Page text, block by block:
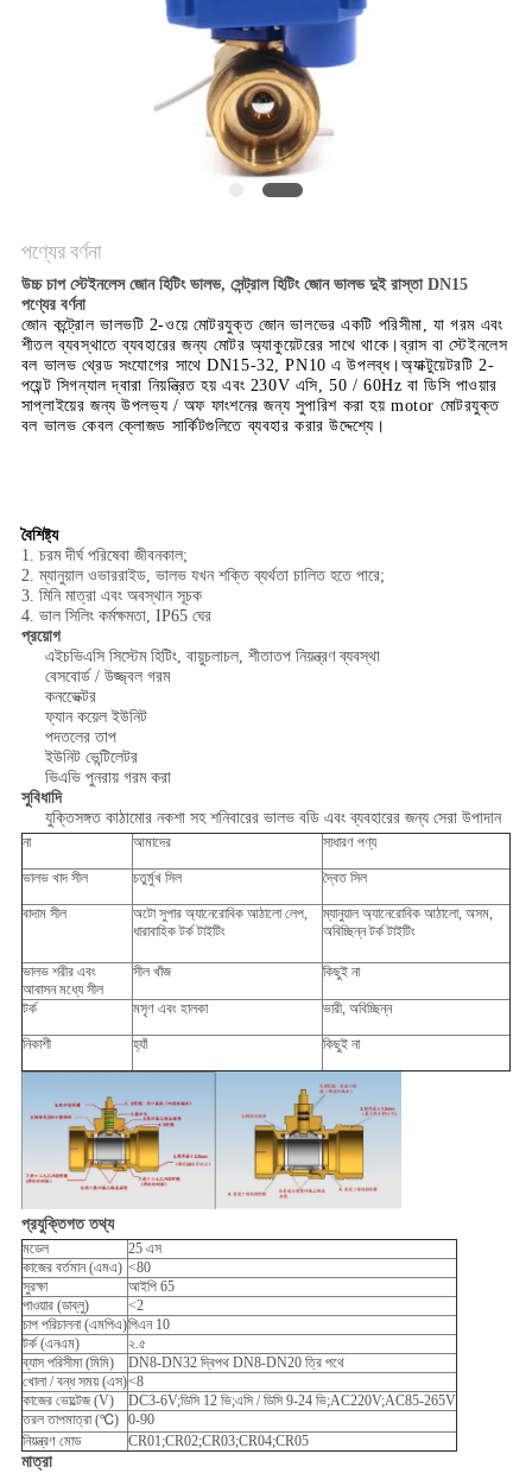
পণ্যের বর্ণনা
উচ্চ চাপ স্টেইনলেস জোন হিটিং ভালভ, সেন্ট্রাল হিটিং জোন ভালভ দুই রাস্তা DN15
পণ্যের বর্ণনা
জোন কন্ট্রোল ভালভটি 2-ওয়ে মোটরযুক্ত জোন ভালভের একটি পরিসীমা, যা গরম এবং
শীতল ব্যবস্থাতে ব্যবহারের জন্য মোটর অ্যাকুয়েটরের সাথে থাকে।ব্রাস বা স্টেইনলেস
বল ভালভ থ্রেড সংযোগের সাথে DN15-32, PN10 এ উপলব্ধ।অ্যাক্টুয়েটরটি 2-
পয়েন্ট সিগন্যাল দ্বারা নিয়ন্ত্রিত হয় এবং 230V এসি, 50 / 60Hz বা ডিসি পাওয়ার
সাপ্লাইয়ের জন্য উপলভ্য / অফ ফাংশনের জন্য সুপারিশ করা হয় motor মোটরযুক্ত
বল ভালভ কেবল ক্লোজড সার্কিটগুলিতে ব্যবহার করার উদ্দেশ্যে।
বৈশিষ্ট্য
1. চরম দীর্ঘ পরিষেবা জীবনকাল;
2. ম্যানুয়াল ওভাররাইড, ভালভ যখন শক্তি ব্যর্থতা চালিত হতে পারে;
3. মিনি মাত্রা এবং অবস্থান সূচক
4. ভাল সিলিং কর্মক্ষমতা, IP65 ঘের
প্রয়োগ
এইচভিএসি সিস্টেম হিটিং, বায়ুচলাচল, শীতাতপ নিয়ন্ত্রণ ব্যবস্থা
বেসবোর্ড / উজ্জ্বল গরম
কনভেেক্টর
ফ্যান কয়েল ইউনিট
পদতলের তাপ
ইউনিট ভেন্টিলেটর
ভিএভি পুনরায় গরম করা
সুবিধাদি
যুক্তিসঙ্গত কাঠামোর নকশা সহ শনিবারের ভালভ বডি এবং ব্যবহারের জন্য সেরা উপাদান
না আমাদের সাধারণ পণ্য
ভালভ খাদ সীল চতুর্মুখ সিল দ্বৈত সিল
বাদাম সীল
অটো সুপার অ্যানেরোবিক আঠালো লেপ,
ধারাবাহিক টর্ক টাইটিং
ম্যানুয়াল অ্যানেরোবিক আঠালো, অসম,
অবিচ্ছিন্ন টর্ক টাইটিং
ভালভ শরীর এবং
আবাসন মধ্যে সীল
সীল খাঁজ কিছুই না
টর্ক মসৃণ এবং হালকা ভারী, অবিচ্ছিন্ন
নিকাশী হ্যাঁ কিছুই না
প্রযুক্তিগত তথ্য
মডেল
25 এস
কাজের বর্তমান (এমএ) <80
সুরক্ষা
আইপি 65
পাওয়ার (ডাব্লু)
<2
চাপ পরিচালনা (এমপিএ)পিএন 10
টর্ক (এনএম)
২.৫
ব্যাস পরিসীমা (মিমি)
DN8-DN32 দ্বিপথ DN8-DN20 ত্রি পথে
খোলা / বন্ধ সময় (এস)<8
কাজের ভোল্টেজ (V)
DC3-6V;ডিসি 12 ভি;এসি / ডিসি 9-24 ভি;AC220V;AC85-265V
তরল তাপমাত্রা (℃) 0-90
নিয়ন্ত্রণ মোড
CR01;CR02;CR03;CR04;CR05
মাত্রা